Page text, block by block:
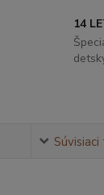
14